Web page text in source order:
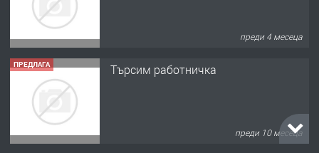
преди 4 месеца
ПРЕДЛАГА Търсим работничка
преди 10 месеца